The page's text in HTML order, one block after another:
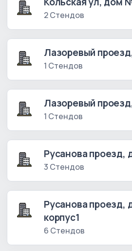
2 Стендов
Лазоревый
1 Стендов
Лазоревый
1 Стендов
Русанова проезд,
3 Стендов
Русанова проезд,
корпус1
6 Стендов